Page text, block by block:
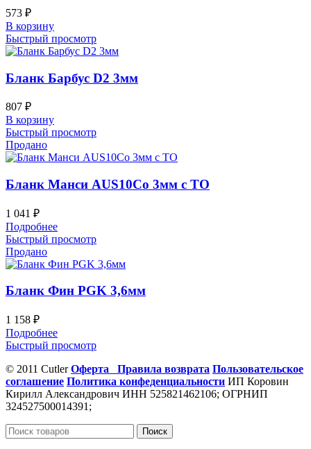
573 ₽
В корзину
Быстрый просмотр
Бланк Барбус D2 3мм
807 ₽
В корзину
Быстрый просмотр
Продано
Бланк Манси AUS10Co 3мм с ТО
1 041 ₽
Подробнее
Быстрый просмотр
Продано
Бланк Фин PGK 3,6мм
1 158 ₽
Подробнее
Быстрый просмотр
© 2011 CutlerОферта Правила возврата Пользовательское
соглашение Политика конфеденциальности ИП Коровин
Кирилл Александрович ИНН 525821462106; ОГРНИП
324527500014391;
Поиск